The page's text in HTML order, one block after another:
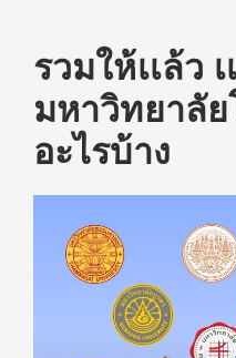
รวมให้เเล้ว
มหาวิทยาลั
อะไรบ้าง